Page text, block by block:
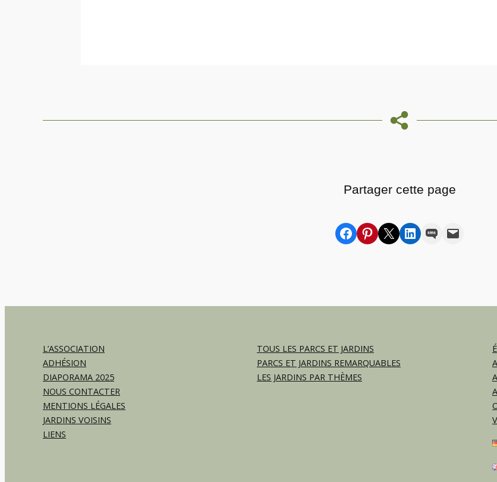
Partager cette page
Partager sur Facebook
sur Pinterest
sur X sur LinkedIn
par SMSpar e-mail
L’ASSOCIATION
ADHÉSION
DIAPORAMA 2025
NOUS CONTACTER
MENTIONS LÉGALES
JARDINS VOISINS
LIENS
TOUS LES PARCS ET JARDINS
PARCS ET JARDINS REMARQUABLES
LES JARDINS PAR THÈMES